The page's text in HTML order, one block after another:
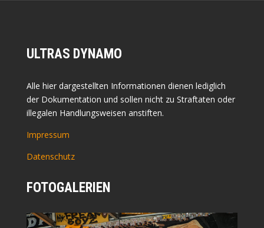
ULTRAS DYNAMO
Alle hier dargestellten Informationen dienen lediglich
der Dokumentation und sollen nicht zu Straftaten oder
illegalen Handlungsweisen anstiften.
Impressum
Datenschutz
FOTOGALERIEN